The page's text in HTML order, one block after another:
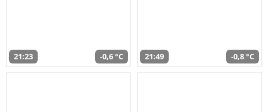
21:23 -0,6 °C 21:49 -0,8 °C